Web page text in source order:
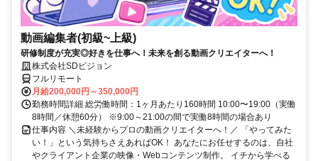
動画編集者(初級~上級)
研修制度が充実◎好きを仕事へ！未来を創る動画クリエイターへ！
株式会社SDビジョン
フルリモート
月給200,000円～350,000円
勤務時間詳細 総労働時間：1ヶ月あたり160時間 10:00〜19:00（実働
8時間／休憩60分） ※9:00～21:00の間で実働8時間の場合あり
仕事内容 ＼未経験からプロの動画クリエイターへ！／ 「やってみた
い！」という気持ちさえあればOK！ あなたにお任せするのは、自社
やクライアント企業の映像・Webコンテンツ制作。 イチから学べる